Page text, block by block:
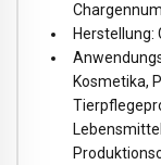
Herstellung:
Kosmetika,